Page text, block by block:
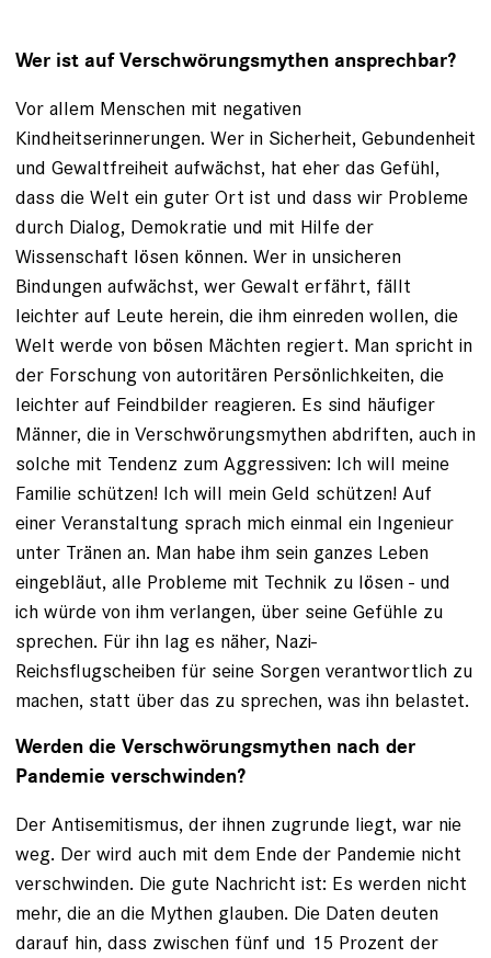
Wer ist auf Verschwörungsmythen ansprechbar?
Vor allem Menschen mit negativen
Kindheitserinnerungen. Wer in Sicherheit, Gebundenheit
und Gewaltfreiheit aufwächst, hat eher das Gefühl,
dass die Welt ein guter Ort ist und dass wir Probleme
durch Dialog, Demokratie und mit Hilfe der
Wissenschaft lösen können. Wer in unsicheren
Bindungen aufwächst, wer Gewalt erfährt, fällt
leichter auf Leute herein, die ihm einreden wollen, die
Welt werde von bösen Mächten regiert. Man spricht in
der Forschung von autoritären Persönlichkeiten, die
leichter auf Feindbilder reagieren. Es sind häufiger
Männer, die in Verschwörungsmythen abdriften, auch in
solche mit Tendenz zum Aggressiven: Ich will meine
Familie schützen! Ich will mein Geld schützen! Auf
einer Veranstaltung sprach mich einmal ein Ingenieur
unter Tränen an. Man habe ihm sein ganzes Leben
eingebläut, alle Probleme mit Technik zu lösen - und
ich würde von ihm verlangen, über seine Gefühle zu
sprechen. Für ihn lag es näher, Nazi-
Reichsflugscheiben für seine Sorgen verantwortlich zu
machen, statt über das zu sprechen, was ihn belastet.
Werden die Verschwörungsmythen nach der
Pandemie verschwinden?
Der Antisemitismus, der ihnen zugrunde liegt, war nie
weg. Der wird auch mit dem Ende der Pandemie nicht
verschwinden. Die gute Nachricht ist: Es werden nicht
mehr, die an die Mythen glauben. Die Daten deuten
darauf hin, dass zwischen fünf und 15 Prozent der